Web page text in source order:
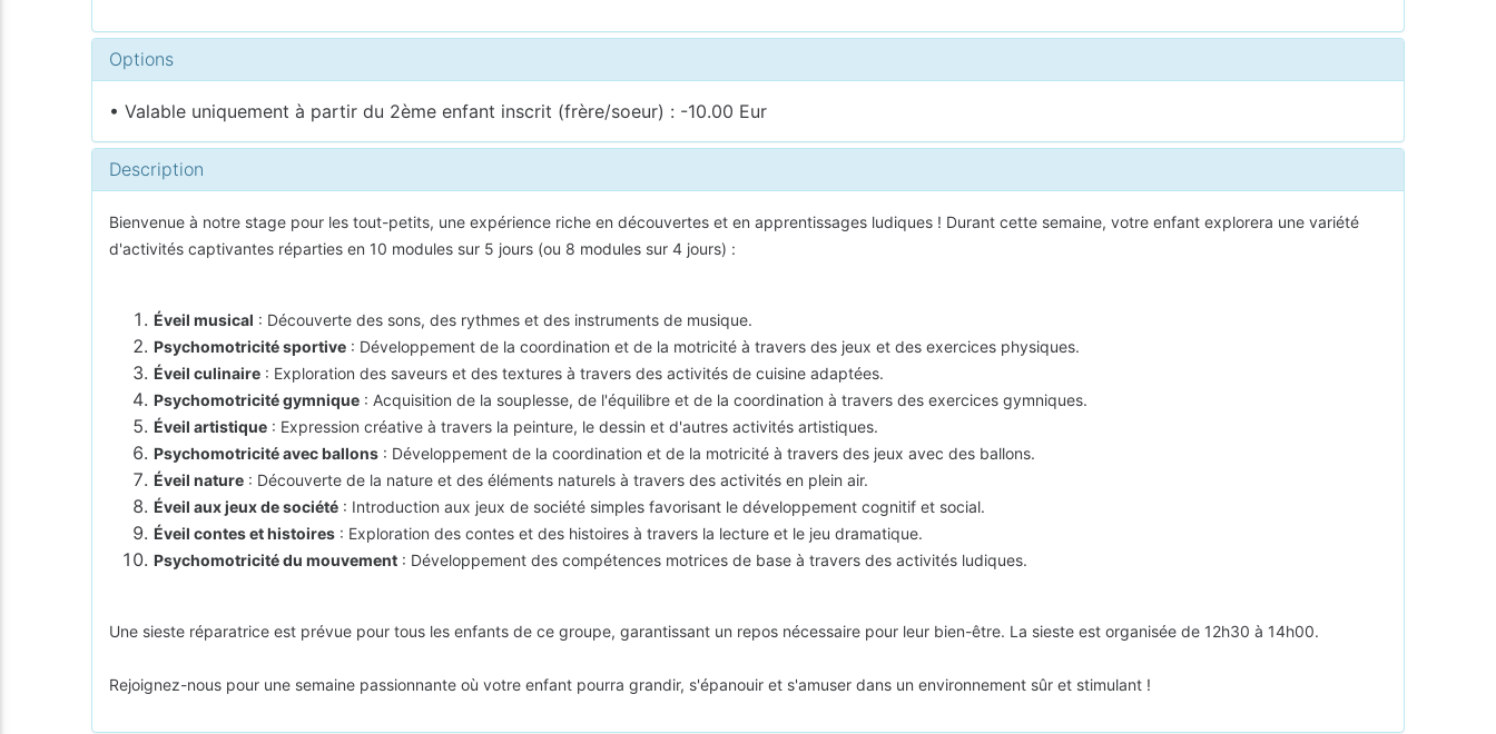
Options
• Valable uniquement à partir du 2ème enfant inscrit (frère/soeur) : -10.00 Eur
Description
Bienvenue à notre stage pour les tout-petits, une expérience riche en découvertes et en apprentissages ludiques ! Durant cette semaine, votre enfant explorera une variété
d'activités captivantes réparties en 10 modules sur 5 jours (ou 8 modules sur 4 jours) :
Éveil musical : Découverte des sons, des rythmes et des instruments de musique.
Psychomotricité sportive : Développement de la coordination et de la motricité à travers des jeux et des exercices physiques.
Éveil culinaire : Exploration des saveurs et des textures à travers des activités de cuisine adaptées.
Psychomotricité gymnique : Acquisition de la souplesse, de l'équilibre et de la coordination à travers des exercices gymniques.
Éveil artistique : Expression créative à travers la peinture, le dessin et d'autres activités artistiques.
Psychomotricité avec ballons : Développement de la coordination et de la motricité à travers des jeux avec des ballons.
Éveil nature : Découverte de la nature et des éléments naturels à travers des activités en plein air.
Éveil aux jeux de société : Introduction aux jeux de société simples favorisant le développement cognitif et social.
Éveil contes et histoires : Exploration des contes et des histoires à travers la lecture et le jeu dramatique.
Psychomotricité du mouvement : Développement des compétences motrices de base à travers des activités ludiques.
Une sieste réparatrice est prévue pour tous les enfants de ce groupe, garantissant un repos nécessaire pour leur bien-être. La sieste est organisée de 12h30 à 14h00.
Rejoignez-nous pour une semaine passionnante où votre enfant pourra grandir, s'épanouir et s'amuser dans un environnement sûr et stimulant !